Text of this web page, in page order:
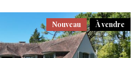
À vendre
Nouveau